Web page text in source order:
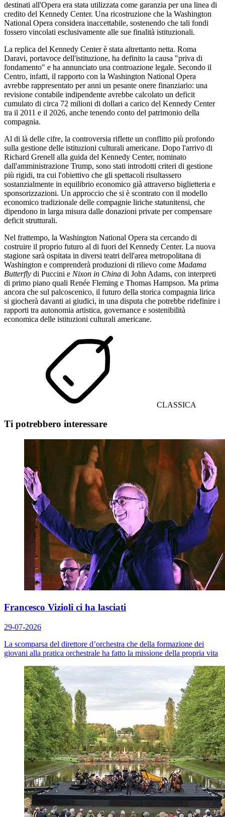
destinati all'Opera era stata utilizzata come garanzia per una linea di
credito del Kennedy Center. Una ricostruzione che la Washington
National Opera considera inaccettabile, sostenendo che tali fondi
fossero vincolati esclusivamente alle sue finalità istituzionali.
La replica del Kennedy Center è stata altrettanto netta. Roma
Daravi, portavoce dell'istituzione, ha definito la causa "priva di
fondamento" e ha annunciato una controazione legale. Secondo il
Centro, infatti, il rapporto con la Washington National Opera
avrebbe rappresentato per anni un pesante onere finanziario: una
revisione contabile indipendente avrebbe calcolato un deficit
cumulato di circa 72 milioni di dollari a carico del Kennedy Center
tra il 2011 e il 2026, anche tenendo conto del patrimonio della
compagnia.
Al di là delle cifre, la controversia riflette un conflitto più profondo
sulla gestione delle istituzioni culturali americane. Dopo l'arrivo di
Richard Grenell alla guida del Kennedy Center, nominato
dall'amministrazione Trump, sono stati introdotti criteri di gestione
più rigidi, tra cui l'obiettivo che gli spettacoli risultassero
sostanzialmente in equilibrio economico già attraverso biglietteria e
sponsorizzazioni. Un approccio che si è scontrato con il modello
economico tradizionale delle compagnie liriche statunitensi, che
dipendono in larga misura dalle donazioni private per compensare
deficit strutturali.
Nel frattempo, la Washington National Opera sta cercando di
costruire il proprio futuro al di fuori del Kennedy Center. La nuova
stagione sarà ospitata in diversi teatri dell'area metropolitana di
Washington e comprenderà produzioni di rilievo come Madama
Butterfly di Puccini e Nixon in China di John Adams, con interpreti
di primo piano quali Renée Fleming e Thomas Hampson. Ma prima
ancora che sul palcoscenico, il futuro della storica compagnia lirica
si giocherà davanti ai giudici, in una disputa che potrebbe ridefinire i
rapporti tra autonomia artistica, governance e sostenibilità
economica delle istituzioni culturali americane.
CLASSICA
Ti potrebbero interessare
Francesco Vizioli ci ha lasciati
29-07-2026
La scomparsa del direttore d’orchestra che della formazione dei
giovani alla pratica orchestrale ha fatto la missione della propria vita